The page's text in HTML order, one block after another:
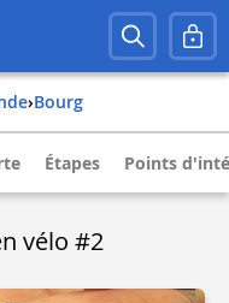
› bourg
Étapes Points
vélo #2